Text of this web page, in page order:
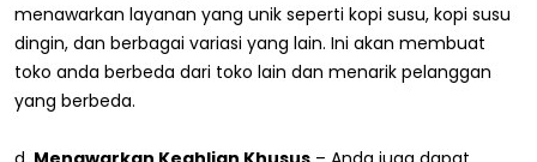
menawarkan layanan yang unik seperti kopi susu, kopi susu
dingin, dan berbagai variasi yang lain. Ini akan membuat
toko anda berbeda dari toko lain dan menarik pelanggan
yang berbeda.